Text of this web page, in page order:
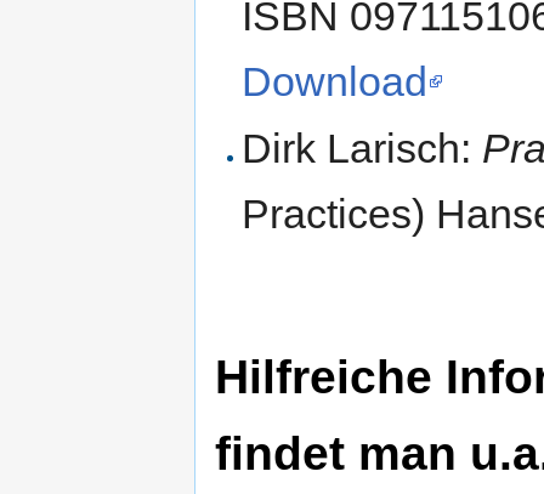
ISBN
Download
Dirk Larisch:
Practices)
Hilfreiche
findet man